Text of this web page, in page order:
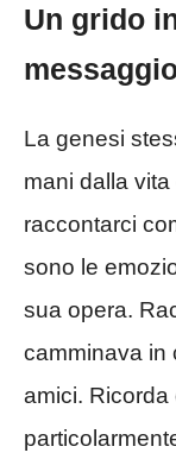
Un grido
La genesi
mani dalla vita
raccontarci
sono le
sua opera.
camminava in
amici.